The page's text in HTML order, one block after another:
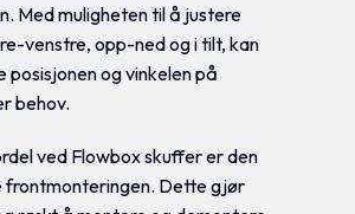
Med muligheten til å justere
venstre, opp-ned og i tilt, kan
posisjonen og vinkelen på
behov.
ved Flowbox skuffer er den
frontmonteringen. Dette gjør